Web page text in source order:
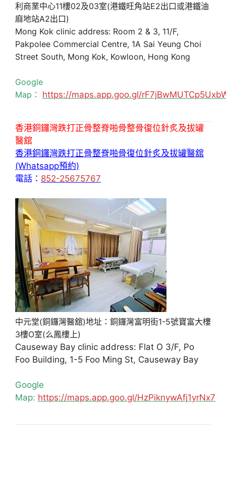
利商業中心11樓02及03室(港鐵旺角站E2出口或港鐵油
麻地站A2出口)
Mong Kok clinic address: Room 2 & 3, 11/F,
Pakpolee Commercial Centre, 1A Sai Yeung Choi
Street South, Mong Kok, Kowloon, Hong Kong
Google
Map： https://maps.app.goo.gl/
香港銅鑼灣跌打正骨整脊啪骨整骨復位針炙及拔罐
醫舘
香港銅鑼灣跌打正骨整脊啪骨復位針炙及拔罐醫舘
(Whatsapp預約)
電話： 852-25675767
中元堂(銅鑼灣醫舘)地址：銅鑼灣富明街1-5號寶富大樓
3樓O室(么鳳樓上)
Causeway Bay clinic address: Flat O 3/F, Po
Foo Building, 1-5 Foo Ming St, Causeway Bay
Google
Map: https://maps.app.goo.gl/HzPiknywAfj1yrNx7